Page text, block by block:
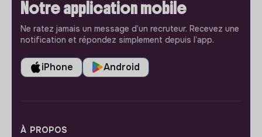
Notre application mobile
Ne ratez jamais un message d’un recruteur. Recevez une
notification et répondez simplement depuis l’app.
iPhone Android
À PROPOS